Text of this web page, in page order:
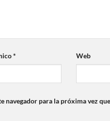
* Web
navegador para la próxima vez